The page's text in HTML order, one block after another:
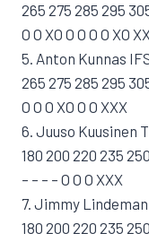
265 275 285 295
O O XO O O O O XO
5. Anton Kunnas
265 275 285 295
O O O XO O O XXX
6. Juuso Kuusinen
180 200 220 235
– – – – O O O XXX
7. Jimmy
180 200 220 235